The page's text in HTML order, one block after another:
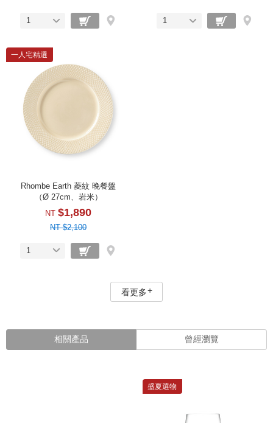
1 1
一人宅精選
Rhombe Earth 菱紋 晚餐盤
（Ø 27cm、岩米）
NT $1,890
NT $2,100
1
看更多
相關產品 曾經瀏覽
盛夏選物